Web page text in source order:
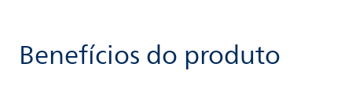
Benefícios do produto